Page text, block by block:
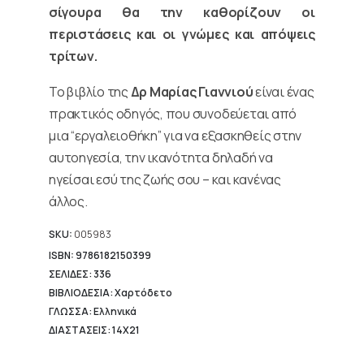
σίγουρα θα την καθορίζουν οι
περιστάσεις και οι γνώμες και απόψεις
τρίτων.
Το βιβλίο τηςΔρ Μαρίας Γιαννιούείναι ένας
πρακτικός οδηγός, που συνοδεύεται από
μια “εργαλειοθήκη” για να εξασκηθείς στην
αυτοηγεσία, την ικανότητα δηλαδή να
ηγείσαι εσύ της ζωής σου – και κανένας
άλλος.
SKU: 005983
ISBN: 9786182150399
ΣΕΛΙΔΕΣ: 336
ΒΙΒΛΙΟΔΕΣΙΑ: Χαρτόδετο
ΓΛΩΣΣΑ: Ελληνικά
ΔΙΑΣΤΑΣΕΙΣ: 14Χ21